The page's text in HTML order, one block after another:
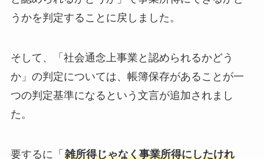
うかを判定することに戻しました。
そして、「社会通念上事業と認められるかどう
か」の判定については、帳簿保存があることが一
つの判定基準になるという文言が追加されまし
た。
要するに「 雑所得じゃなく事業所得にしたけれ